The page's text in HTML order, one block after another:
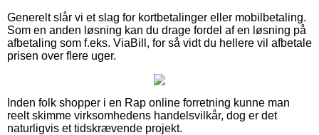
Generelt slår vi et slag for kortbetalinger eller mobilbetaling.
Som en anden løsning kan du drage fordel af en løsning på
afbetaling som f.eks. ViaBill, for så vidt du hellere vil afbetale
prisen over flere uger.
Inden folk shopper i en Rap online forretning kunne man
reelt skimme virksomhedens handelsvilkår, dog er det
naturligvis et tidskrævende projekt.